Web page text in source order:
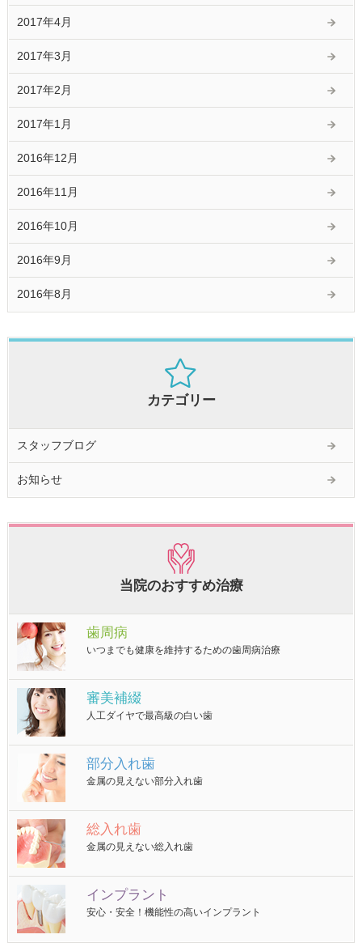
2017年4月
2017年3月
2017年2月
2017年1月
2016年12月
2016年11月
2016年10月
2016年9月
2016年8月
カテゴリー
スタッフブログ
お知らせ
当院のおすすめ治療
歯周病
いつまでも健康を維持するための歯周病治療
審美補綴
人工ダイヤで最高級の白い歯
部分入れ歯
金属の見えない部分入れ歯
総入れ歯
金属の見えない総入れ歯
インプラント
安心・安全！機能性の高いインプラント